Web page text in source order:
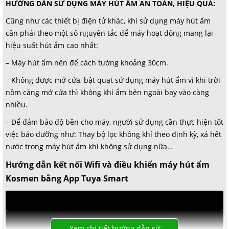
Chức năng lọc không khí bằng màng lọc, tạo ion âm giúp
thanh lọc không khí hiệu quả, nhanh chóng và không gây
tiếng ồn làm ảnh hưởng cuộc sống sinh hoạt của người tiêu
dùng.
Sản phẩm kết hợp 2 trong 1: hút ẩm mạnh mẽ & thanh lọc
không khí.
Thiết kế lấy hai màu trắng - đen làm chủ đạo, tạo nên sự
thanh lịch và hiện đại.
cảm ứng
Lọc không khí
Lọc không khí ion âm
Màng lọc không khíthô loại bỏ
bụi bẩn
Màng lọc than hoạt tính khử mùi
Công nghệ
Công nghệ hút ẩm
Công nghệ hút ẩm ngưng tụ
Môi chất làm lạnh
R134a
Máy nén
Panasonic
Công nghệ lọc
không khí
ion âm
Thông tin lắp đặt
Kích thước sản
phẩm
320x214x537 mm
HƯỚNG DẪN SỬ DỤNG MÁY HÚT ẨM AN TOÀN, HIỆU QUẢ:
Cũng như các thiết bị điện tử khác, khi sử dụng máy hút ẩm
cần phải theo một số nguyên tắc để máy hoạt động mang lại
hiệu suất hút ẩm cao nhất:
– Máy hút ẩm nên để cách tường khoảng 30cm.
– Không được mở cửa, bật quạt sử dụng máy hút ẩm vì khi trời
nồm càng mở cửa thì không khí ẩm bên ngoài bay vào càng
nhiều.
– Để đảm bảo độ bền cho máy, người sử dụng cần thực hiện tốt
việc bảo dưỡng như: Thay bộ lọc không khí theo định kỳ, xả hết
nước trong máy hút ẩm khi không sử dụng nữa…
Hướng dẫn kết nối Wifi và điều khiển máy hút ẩm
Kosmen bằng App Tuya Smart